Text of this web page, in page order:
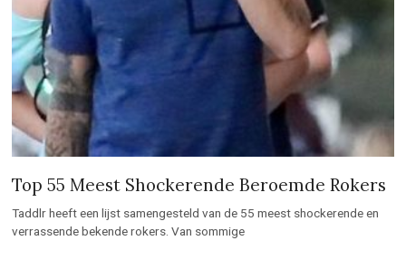
Top 55 Meest Shockerende Beroemde Rokers
Taddlr heeft een lijst samengesteld van de 55 meest shockerende en
verrassende bekende rokers. Van sommige